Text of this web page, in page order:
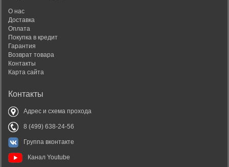
О нас
Доставка
Оплата
Покупка в кредит
Гарантия
Возврат товара
Контакты
Карта сайта
Контакты
Адрес и схема прохода
8 (499) 638-24-56
Группа вконтакте
Канал Youtube